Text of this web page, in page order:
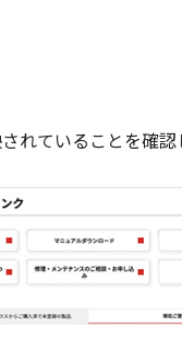
れていることを確